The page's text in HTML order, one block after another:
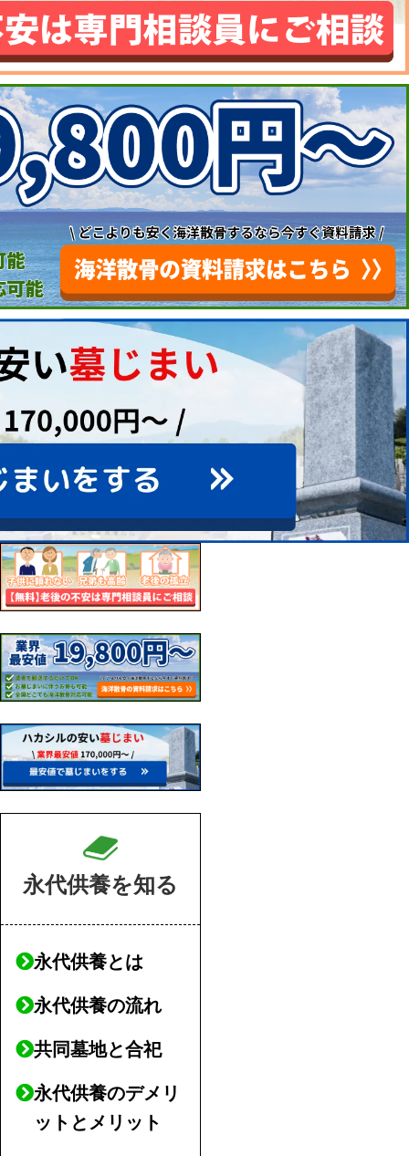
永代供養を知る
永代供養とは
永代供養の流れ
共同墓地と合祀
永代供養のデメリ
ットとメリット